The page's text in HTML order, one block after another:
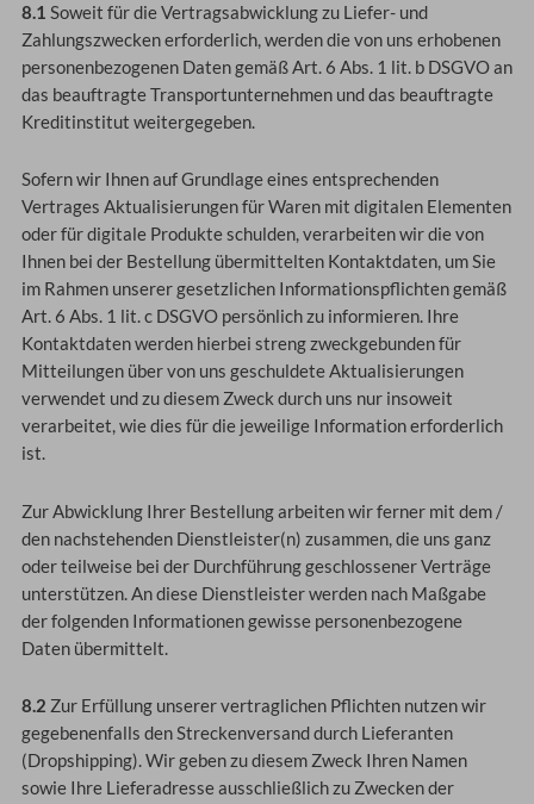
8.1 Soweit für die Vertragsabwicklung zu Liefer- und
Zahlungszwecken erforderlich, werden die von uns erhobenen
personenbezogenen Daten gemäß Art. 6 Abs. 1 lit. b DSGVO an
das beauftragte Transportunternehmen und das beauftragte
Kreditinstitut weitergegeben.
Sofern wir Ihnen auf Grundlage eines entsprechenden
Vertrages Aktualisierungen für Waren mit digitalen Elementen
oder für digitale Produkte schulden, verarbeiten wir die von
Ihnen bei der Bestellung übermittelten Kontaktdaten, um Sie
im Rahmen unserer gesetzlichen Informationspflichten gemäß
Art. 6 Abs. 1 lit. c DSGVO persönlich zu informieren. Ihre
Kontaktdaten werden hierbei streng zweckgebunden für
Mitteilungen über von uns geschuldete Aktualisierungen
verwendet und zu diesem Zweck durch uns nur insoweit
verarbeitet, wie dies für die jeweilige Information erforderlich
ist.
Zur Abwicklung Ihrer Bestellung arbeiten wir ferner mit dem /
den nachstehenden Dienstleister(n) zusammen, die uns ganz
oder teilweise bei der Durchführung geschlossener Verträge
unterstützen. An diese Dienstleister werden nach Maßgabe
der folgenden Informationen gewisse personenbezogene
Daten übermittelt.
8.2 Zur Erfüllung unserer vertraglichen Pflichten nutzen wir
gegebenenfalls den Streckenversand durch Lieferanten
(Dropshipping). Wir geben zu diesem Zweck Ihren Namen
sowie Ihre Lieferadresse ausschließlich zu Zwecken der